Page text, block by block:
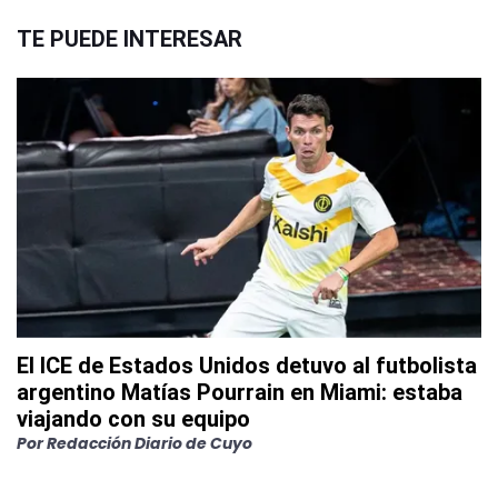
TE PUEDE INTERESAR
El ICE de Estados Unidos detuvo al futbolista
argentino Matías Pourrain en Miami: estaba
viajando con su equipo
PorRedacción Diario de Cuyo